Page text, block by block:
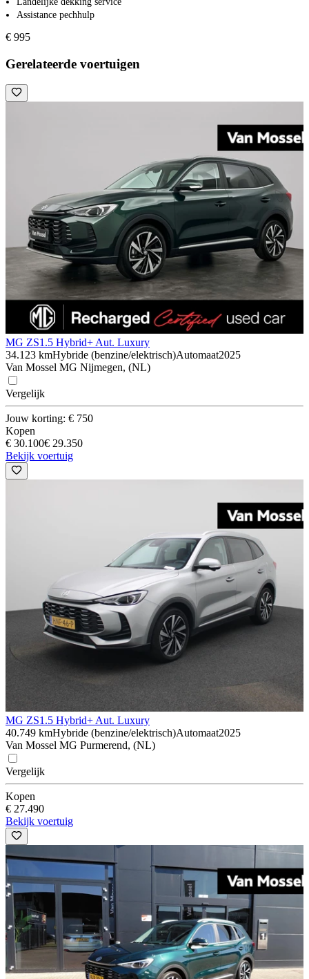
Assistance pechhulp
€ 995
Gerelateerde voertuigen
MG ZS1.5 Hybrid+ Aut. Luxury
34.123 kmHybride (benzine/elektrisch)Automaat2025
Van Mossel MG Nijmegen, (NL)
Vergelijk
Jouw korting: € 750
Kopen
€ 30.100€ 29.350
Bekijk voertuig
MG ZS1.5 Hybrid+ Aut. Luxury
40.749 kmHybride (benzine/elektrisch)Automaat2025
Van Mossel MG Purmerend, (NL)
Vergelijk
Kopen
€ 27.490
Bekijk voertuig